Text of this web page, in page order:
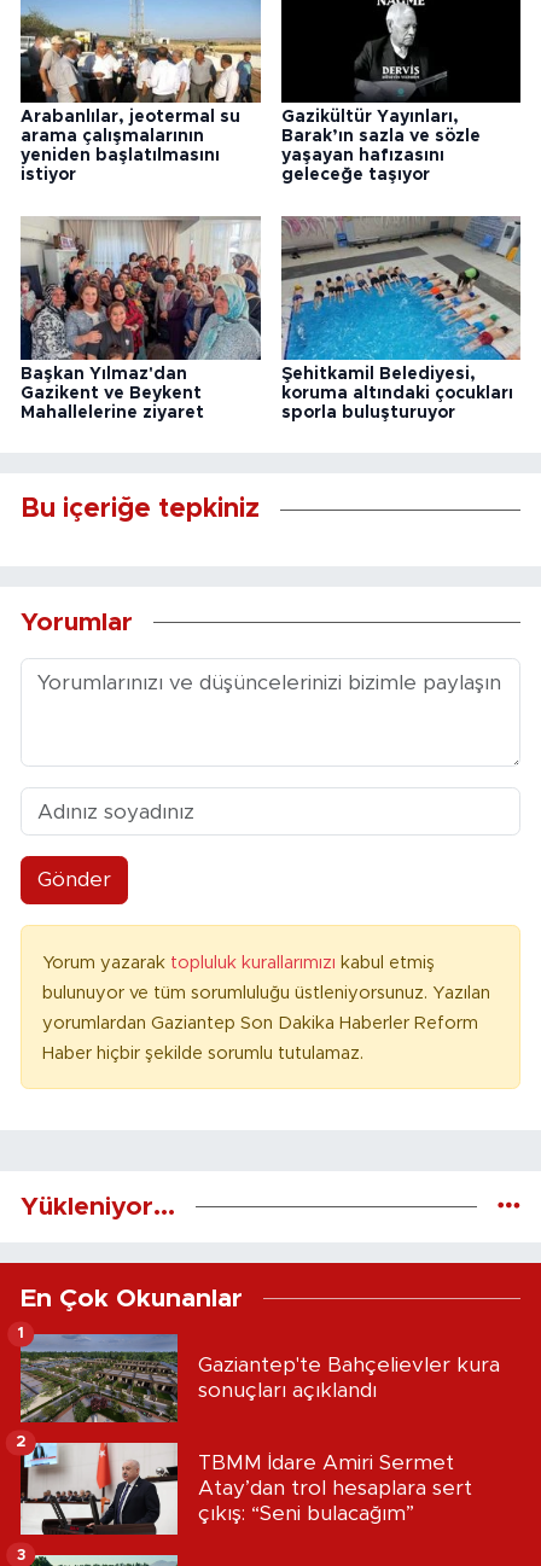
Arabanlılar, jeotermal su
arama çalışmalarının
yeniden başlatılmasını
istiyor
Gazikültür Yayınları,
Barak’ın sazla ve sözle
yaşayan hafızasını
geleceğe taşıyor
Başkan Yılmaz'dan
Gazikent ve Beykent
Mahallelerine ziyaret
Şehitkamil Belediyesi,
koruma altındaki çocukları
sporla buluşturuyor
Bu içeriğe tepkiniz
Yorumlar
Gönder
Yorum yazarak topluluk kurallarımızı kabul etmiş
bulunuyor ve tüm sorumluluğu üstleniyorsunuz. Yazılan
yorumlardan Gaziantep Son Dakika Haberler Reform
Haber hiçbir şekilde sorumlu tutulamaz.
Yükleniyor...
En Çok Okunanlar
Gaziantep'te Bahçelievler kura
sonuçları açıklandı
1
TBMM İdare Amiri Sermet
Atay’dan trol hesaplara sert
çıkış: “Seni bulacağım”
2
3